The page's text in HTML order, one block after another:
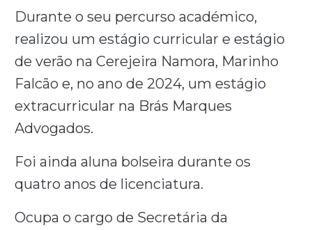
Durante o seu percurso académico,
realizou um estágio curricular e estágio
de verão na Cerejeira Namora, Marinho
Falcão e, no ano de 2024, um estágio
extracurricular na Brás Marques
Advogados.
Foi ainda aluna bolseira durante os
quatro anos de licenciatura.
Ocupa o cargo de Secretária da